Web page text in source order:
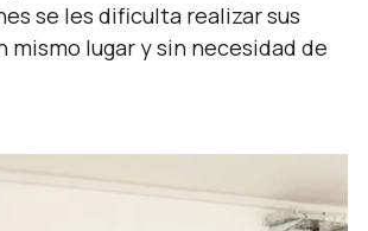
se les dificulta realizar sus
lugar y sin necesidad de